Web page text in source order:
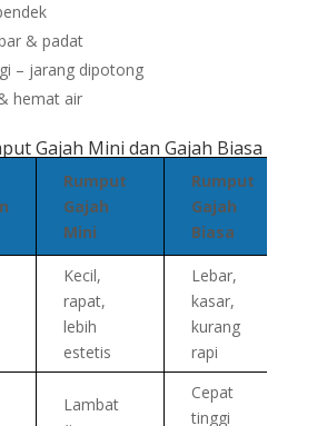
& padat
– jarang dipotong
hemat air
Gajah Mini dan Gajah Biasa
Rumput
Gajah
Mini
Rumput
Gajah
Biasa
Kecil,
rapat,
lebih
estetis
Lebar,
kasar,
kurang
rapi
Lambat
Cepat
tinggi